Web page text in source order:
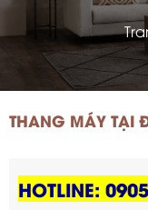
THANG MÁY TẠI
HOTLINE: